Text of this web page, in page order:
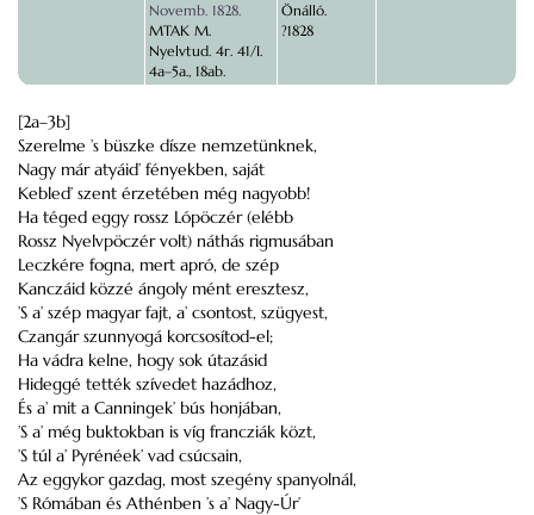
Novemb. 1828.
MTAK M.
Nyelvtud. 4r. 41/I.
4a–5a., 18ab.
Önálló.
?1828
[2a–3b]
Szerelme ’s büszke dísze nemzetünknek,
Nagy már atyáid’ fényekben, saját
Kebled’ szent érzetében még nagyobb!
Ha téged eggy rossz Lópöczér (elébb
Rossz Nyelvpöczér volt) náthás rigmusában
Leczkére fogna, mert apró, de szép
Kanczáid közzé ángoly mént eresztesz,
’S a’ szép magyar fajt, a’ csontost, szügyest,
Czangár szunnyogá korcsosítod-el;
Ha vádra kelne, hogy sok útazásid
Hideggé tették szívedet hazádhoz,
És a’ mit a Canningek’ bús honjában,
’S a’ még buktokban is víg francziák közt,
’S túl a’ Pyrénéek’ vad csúcsain,
Az eggykor gazdag, most szegény spanyolnál,
’S Rómában és Athénben ’s a’ Nagy-Úr’